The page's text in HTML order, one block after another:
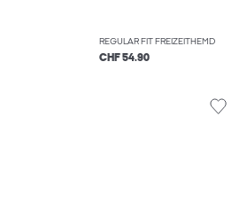
REGULAR FIT FREIZEITHEMD
CHF 54.90